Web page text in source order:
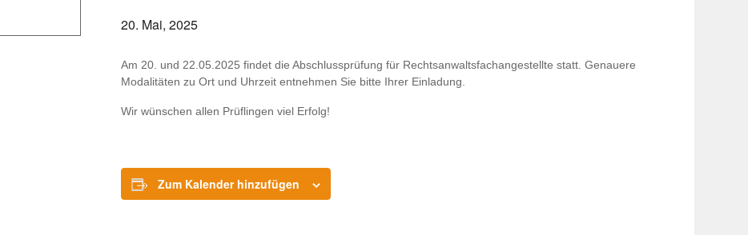
20. Mai, 2025
Am 20. und 22.05.2025 findet die Abschluss­prü­fung für Rechts­an­walts­fach­an­ge­stellte statt. Genauere
Moda­li­täten zu Ort und Uhrzeit entnehmen Sie bitte Ihrer Einladung.
Wir wünschen allen Prüf­lingen viel Erfolg!
Zum Kalender hinzufügen